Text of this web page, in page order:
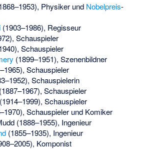
Physiker und Nobelpreis-
(1903–1986), Regisseur
Schauspieler
Schauspieler
(1899–1951), Szenenbildner
Schauspieler
Schauspielerin
Schauspieler
Schauspieler
Schauspieler und Komiker
(1888–1955), Ingenieur
(1855–1935), Ingenieur
Komponist